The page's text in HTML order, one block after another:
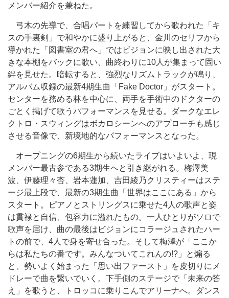
メンバー紹介を兼ねた。
弓木の先導で、合唱パートを練習してから歌われた「キ
スの手裏剣」で和やかに盛り上がると、金川のセリフから
導かれた「図書室の君へ」ではビジョンに映し出された大
きな本棚をバックに歌い、曲終わりに10人が集まって固い
絆を見せた。暗転すると、強烈なリズムトラックが鳴り、
アルバム収録の最新4期生曲「Fake Doctor」がスタート。
センターを務める林を中心に、両手を手術中のドクターの
ごとく掲げて歌うパフォーマンスを見せる。ダークなエレ
クトロ・スウィングはボカロシーンへのアプローチも感じ
させる音像で、新境地的なパフォーマンスとなった。
オープニングの6期生から続いたライブはいよいよ、現
メンバー最古参である3期生へと引き継がれる。梅澤美
波、伊藤理々杏、岩本蓮加、吉田綾乃クリスティーはステ
ージ最上段で、最新の3期生曲「世界はここにある」から
スタート。ピアノとストリングスに乗せた4人の歌声と姿
は貫禄と自信、包容力に溢れたもの。一人ひとりがソロで
歌声を届け、曲の最後はビジョンにコラージュされたハー
トの前で、4人で身を寄せ合った。そして梅澤が「ここか
らは私たちの番です。みんなついてこれんの!?」と煽る
と、勢いよく始まった「思い出ファースト」を皮切りにメ
ドレーで曲を繋いでいく。下手側のステージで「未来の答
え」を歌うと、トロッコに乗りこんでアリーナへ。ダンス